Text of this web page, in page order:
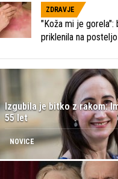
ZDRAVJE
"Koža mi je gorela":
priklenila na posteljo
Izgubila je bitko z rakom:
55 let
NOVICE